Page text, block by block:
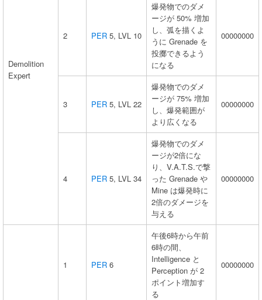
Demolition
Expert
2 PER 5, LVL 10
爆発物でのダメ
ージが 50% 増加
し、弧を描くよ
うに Grenade を
投擲できるよう
になる
00000000
3 PER 5, LVL 22
爆発物でのダメ
ージが 75% 増加
し、爆発範囲が
より広くなる
00000000
4 PER 5, LVL 34
爆発物でのダメ
ージが2倍にな
り、V.A.T.S.で撃
った Grenade や
Mine は爆発時に
2倍のダメージを
与える
00000000
1 PER 6
午後6時から午前
6時の間、
Intelligence と
Perception が 2
ポイント増加す
る
00000000